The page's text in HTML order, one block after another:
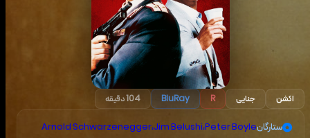
اکشن جنایی R
BluRay 104 دقیقه
ستارگان Arnold Schwarzenegger،Jim Belushi،Peter Boyle